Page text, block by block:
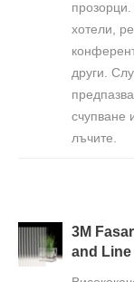
хотели,
други.
счупване
лъчите.
3M
and Line